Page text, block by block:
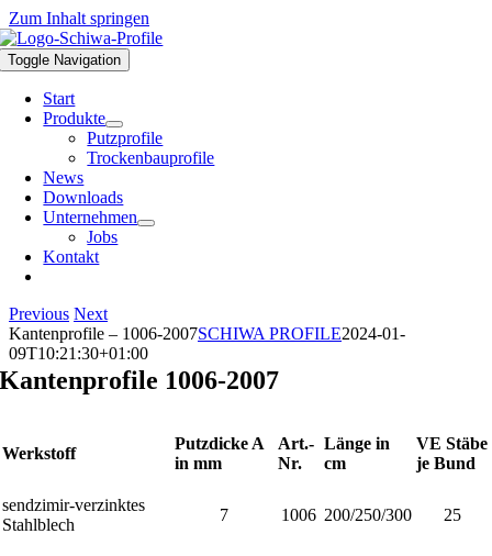
Zum Inhalt springen
Toggle Navigation
Start
Produkte
Putzprofile
Trockenbauprofile
News
Downloads
Unternehmen
Jobs
Kontakt
Previous Next
Kantenprofile – 1006-2007SCHIWA PROFILE2024-01-
09T10:21:30+01:00
Kantenprofile 1006-2007
Werkstoff
Putzdicke A
in mm
Art.-
Nr.
Länge in
cm
VE Stäbe
je Bund
sendzimir-verzinktes
Stahlblech
7 1006 200/250/300 25